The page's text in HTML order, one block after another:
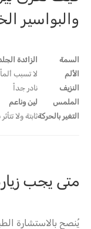
والبواسير
السمة الزائدة
الألم
لا تسبب
النزيف
نادر جداً
الملمس
لين وناعم
التغير بالحركةثابتة ولا
متى يجب
يُنصح بالاستشارة